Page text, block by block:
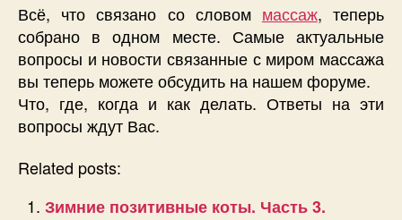
Всё, что связано со словом массаж, теперь
собрано в одном месте. Самые актуальные
вопросы и новости связанные с миром массажа
вы теперь можете обсудить на нашем форуме.
Что, где, когда и как делать. Ответы на эти
вопросы ждут Вас.
Related posts:
Зимние позитивные коты. Часть 3.